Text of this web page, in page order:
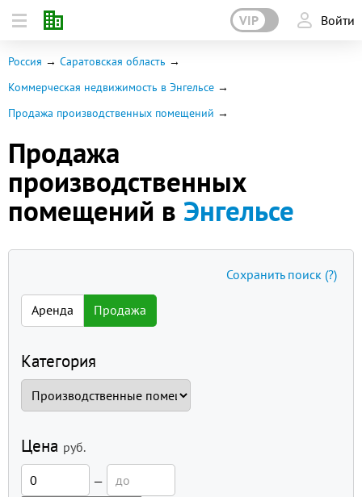
VIP Войти
Россия
Саратовская область
Коммерческая недвижимость в Энгельсе
Продажа производственных помещений
Продажа
производственных
помещений в Энгельсе
Аренда Продажа
Категория
Цена руб.
—
Сохранить поиск (?)